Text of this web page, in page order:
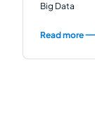
Big Data
Read more